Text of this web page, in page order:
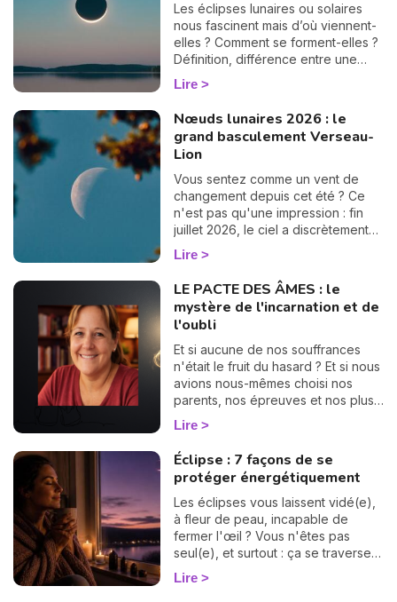
Les éclipses lunaires ou solaires
nous fascinent mais d’où viennent-
elles ? Comment se forment-elles ?
Définition, différence entre une
éclipse lunaire et solaire, influence
en astrologie et dates des éclipses
sujet.
Lire
Nœuds lunaires 2026 : le
grand basculement Verseau-
Lion
Vous sentez comme un vent de
changement depuis cet été ? Ce
n'est pas qu'une impression : fin
juillet 2026, le ciel a discrètement
tourné une grande page. Les
nœuds lunaires ont changé d'axe !
Le nœud nord quitte les Poissons
pour s'installer en Verseau,
pendant que le nœud sud passe
de la Vierge au Lion. Rassurez-
vous, pas besoin d'être astrologue
pour le ressentir : ce basculement,
qui n'arrive que tous les 18 mois
environ, vient rebattre en douceur
Et croyez-moi, vous allez adorer la
suite. 💫
Lire
LE PACTE DES ÂMES : le
mystère de l'incarnation et de
l'oubli
Et si aucune de nos souffrances
n'était le fruit du hasard ? Et si nous
avions nous-mêmes choisi nos
parents, nos épreuves et nos plus
grandes déchirures, bien avant
notre premier souffle ? C'est le
vertigineux mystère du « Pacte des
Âmes » que nous explore Vanesa
Vidente, voyante, tarologue et
médium reconnue sur Wengo. Forte
de nombreuses années
d'expérience et plébiscitée par sa
communauté — 2972 avis reçus,
ou très positifs —, elle est réputée
Lire
Éclipse : 7 façons de se
protéger énergétiquement
Les éclipses vous laissent vidé(e),
à fleur de peau, incapable de
fermer l'œil ? Vous n'êtes pas
seul(e), et surtout : ça se traverse
en douceur. Voici 7 gestes simples
et bienveillants pour vous protéger
Lire